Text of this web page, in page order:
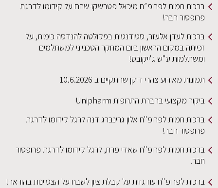
ברכות חמות לפרופ״ח מיכאל פטרשקו-שהם על קידומו לדרגת
פרופסור חבר!
ברכות לעדן אלעזר, סטודנטית בפקולטה להנדסה כימית, על
זכייתה במקום הראשון ביום המחקר הטכניוני למשתלמים
ומשתלמות ע"ש ג'ייקובס!
תמונות מאירוע צהרי דיקן שהתקיים ב 10.6.2026
ביקור מקצועי בחברת התרופות Unipharm
ברכות חמות לפרופ"ח אלון גרינברג דנה לרגל קידומו לדרגת
פרופסור חבר!
ברכות חמות לפרופ"ח שאדי פרח, לרגל קידומו לדרגת פרופסור
חבר!
ברכות לפרופ"ח עוז גזית על קבלת ציון לשבח על הצטיינות בהוראה!